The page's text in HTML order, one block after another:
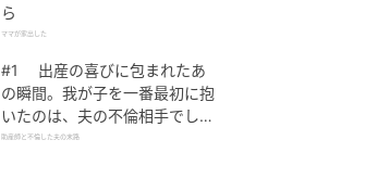
ら
ママが家出した
#1 出産の喜びに包まれたあ
の瞬間。我が子を一番最初に抱
いたのは、夫の不倫相手でし
た。
助産師と不倫した夫の末路